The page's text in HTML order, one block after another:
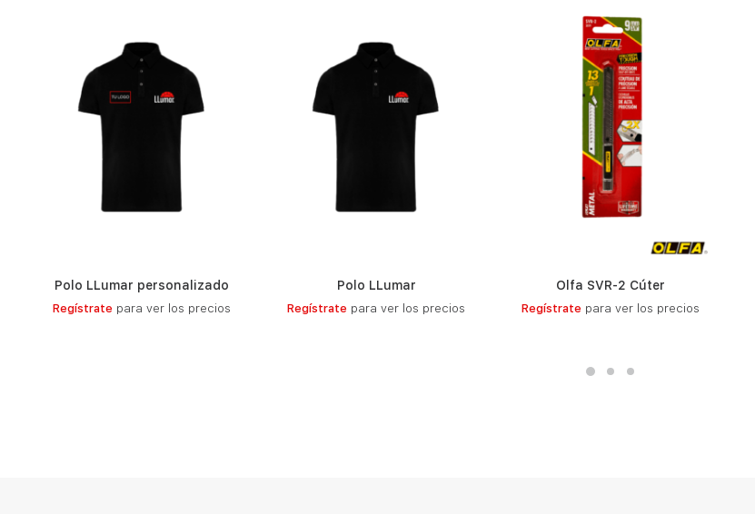
Polo LLumar personalizado
Regístrate para ver los precios
Polo LLumar
Regístrate para ver los precios
Olfa SVR-2 Cúter
Regístrate para ver los precios